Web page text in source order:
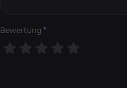
Bewertung *